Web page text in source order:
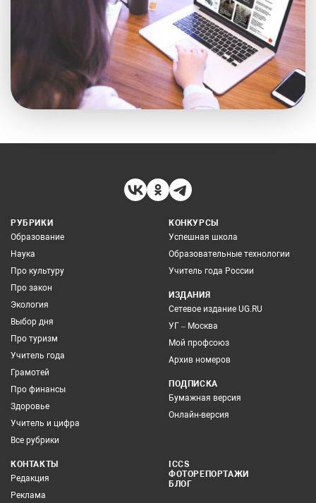
РУБРИКИ
Образование
Наука
Про культуру
Про закон
Экология
Выбор дня
Про туризм
Учитель года
Грамотей
Про финансы
Здоровье
Учитель и цифра
Все рубрики
КОНКУРСЫ
Успешная школа
Образовательные технологии
Учитель года России
ИЗДАНИЯ
Сетевое издание UG.RU
УГ – Москва
Мой профсоюз
Архив номеров
ПОДПИСКА
Бумажная версия
Онлайн-версия
КОНТАКТЫ
Редакция
Реклама
ICCS
ФОТОРЕПОРТАЖИ
БЛОГ